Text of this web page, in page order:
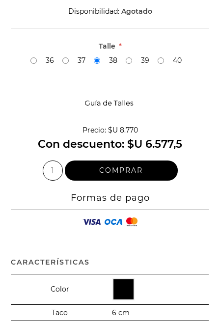
Disponibilidad: Agotado
Talle *
36
37 38 39 40
Precio: $U 8.770
Con descuento: $U 6.577,5
Formas de pago
CARACTERÍSTICAS
Color
Taco 6 cm